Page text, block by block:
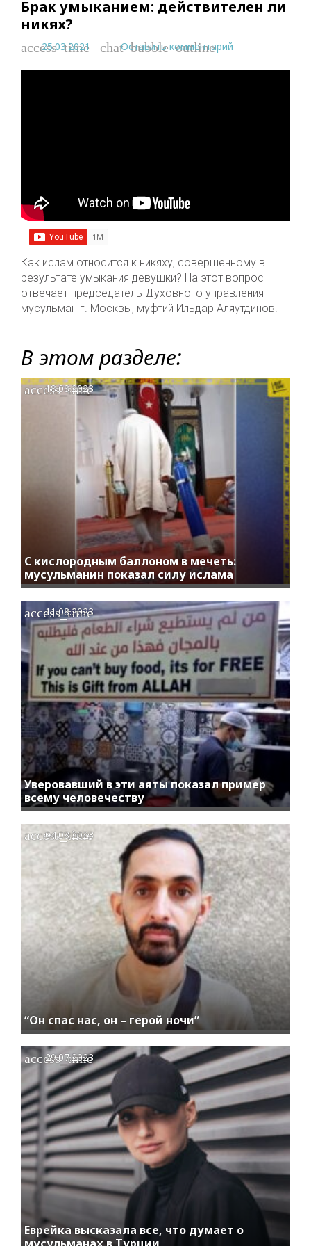
Брак умыканием: действителен ли
никях?
access_time
25.03.2021 chat_bubble_outline
Оставить комментарий
Как ислам относится к никяху, совершенному в
результате умыкания девушки? На этот вопрос
отвечает председатель Духовного управления
мусульман г. Москвы, муфтий Ильдар Аляутдинов.
В этом разделе:
С кислородным баллоном в мечеть:
мусульманин показал силу ислама
access_time
18.08.2023
Уверовавший в эти аяты показал пример
всему человечеству
access_time
11.08.2023
“Он спас нас, он – герой ночи”
access_time
04.08.2023
Еврейка высказала все, что думает о
access_time
29.07.2023